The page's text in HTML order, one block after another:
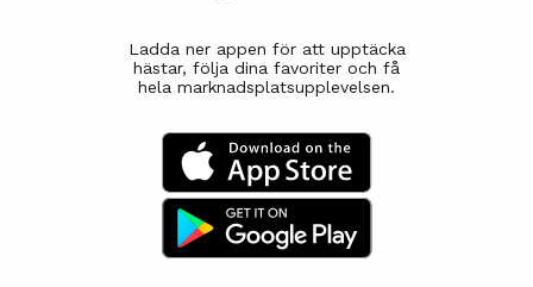
Ladda ner appen för att upptäcka
hästar, följa dina favoriter och få
hela marknadsplatsupplevelsen.